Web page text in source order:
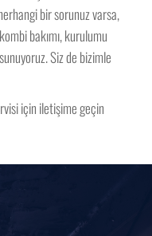
bir sorunuz varsa,
bakımı, kurulumu
Siz de bizimle
için iletişime geçin